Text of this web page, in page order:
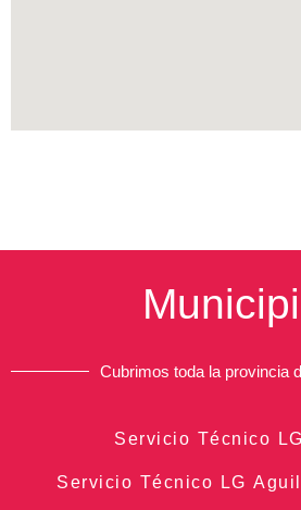
Cubrimos toda la provincia
Servicio Técnico
Servicio Técnico LG